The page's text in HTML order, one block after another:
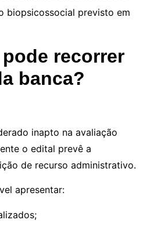
biopsicossocial previsto em
recorrer
banca?
inapto na avaliação
o edital prevê a
de recurso administrativo.
apresentar: